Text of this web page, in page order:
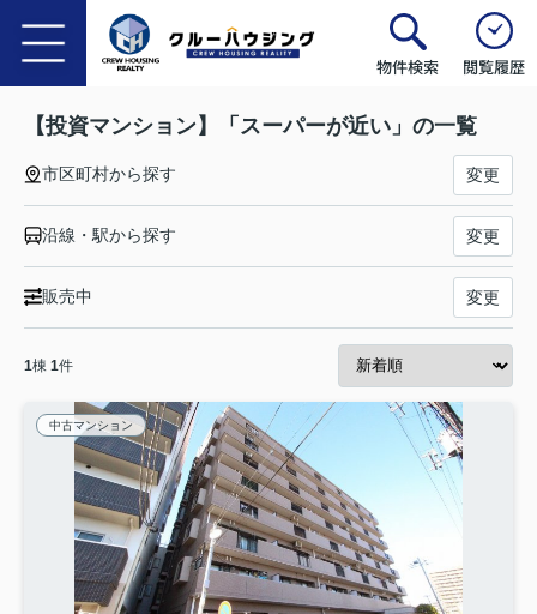
物件検索 閲覧履歴
【投資マンション】「スーパーが近い」の一覧
市区町村から探す 変更
沿線・駅から探す 変更
販売中 変更
1棟 1件
中古マンション